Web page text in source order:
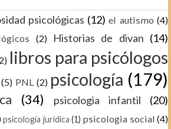
psicológicas (12) el autismo (4)
(2) Historias de divan (14)
libros para psicólogos
(5) PNL (2) psicología (179)
(34) psicologia infantil (20)
psicología juridica (1) psicologia social (4)